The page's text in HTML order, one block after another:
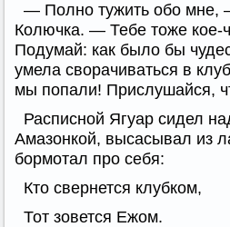
— Полно тужить обо мне,
Колючка. — Тебе тоже кое-
Подумай: как было бы
умела сворачиваться в
мы попали! Прислушайся,
Расписной Ягуар сидел
Амазонкой, высасывал из
бормотал про себя:
Кто свернется клубком,
Тот зовется Ежом.